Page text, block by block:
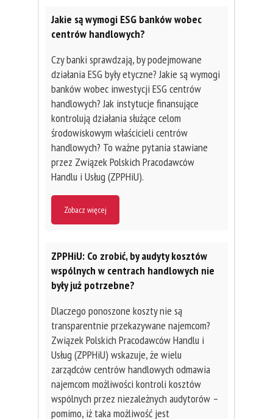
Jakie są wymogi ESG banków wobec
centrów handlowych?
Czy banki sprawdzają, by podejmowane
działania ESG były etyczne? Jakie są wymogi
banków wobec inwestycji ESG centrów
handlowych? Jak instytucje finansujące
kontrolują działania służące celom
środowiskowym właścicieli centrów
handlowych? To ważne pytania stawiane
przez Związek Polskich Pracodawców
Handlu i Usług (ZPPHiU).
Zobacz więcej
ZPPHiU: Co zrobić, by audyty kosztów
wspólnych w centrach handlowych nie
były już potrzebne?
Dlaczego ponoszone koszty nie są
transparentnie przekazywane najemcom?
Związek Polskich Pracodawców Handlu i
Usług (ZPPHiU) wskazuje, że wielu
zarządców centrów handlowych odmawia
najemcom możliwości kontroli kosztów
wspólnych przez niezależnych audytorów –
pomimo, iż taka możliwość jest